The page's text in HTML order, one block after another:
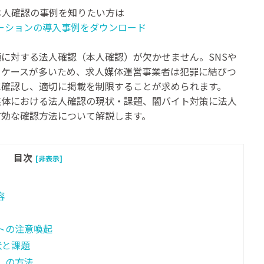
確認の事例を知りたい方は
ションの導入事例をダウンロード
対する法人確認（本人確認）が欠かせません。SNSや
ースが多いため、求人媒体運営事業者は犯罪に結びつ
認し、適切に掲載を制限することが求められます。
における法人確認の現状・課題、闇バイト対策に法人
な確認方法について解説します。
目次 [非表示]
の注意喚起
課題